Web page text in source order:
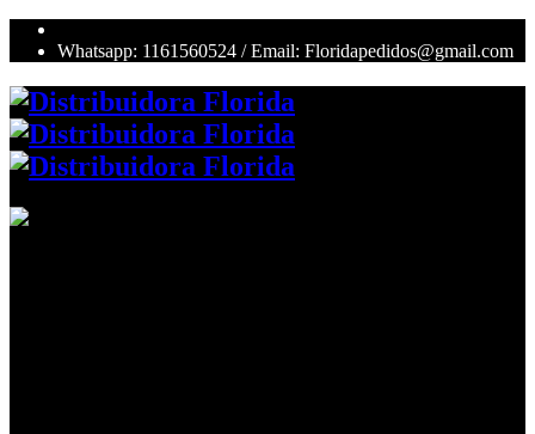
Whatsapp: 1161560524 / Email: Floridapedidos@gmail.com